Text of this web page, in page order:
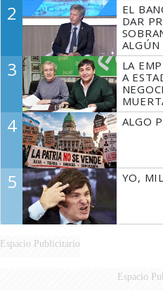
2
EL
DAR
ALGÚN
3
LA
A
4 ALGO
5 YO,
Espacio Publicitario
Espacio